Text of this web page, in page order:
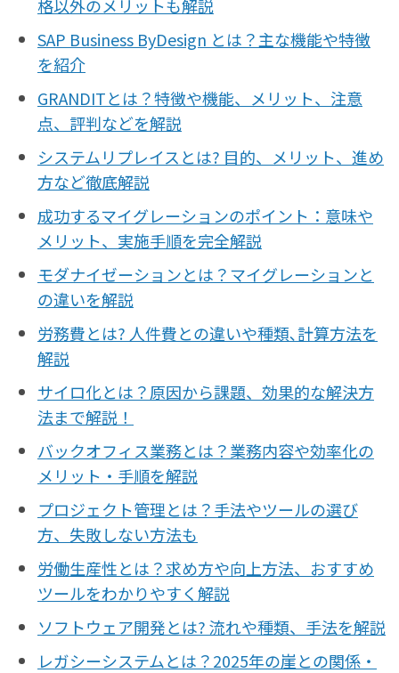
格以外のメリットも解説
SAP Business ByDesign とは？主な機能や特徴
を紹介
GRANDITとは？特徴や機能、メリット、注意
点、評判などを解説
システムリプレイスとは? 目的、メリット、進め
方など徹底解説
成功するマイグレーションのポイント：意味や
メリット、実施手順を完全解説
モダナイゼーションとは？マイグレーションと
の違いを解説
労務費とは? 人件費との違いや種類､計算方法を
解説
サイロ化とは？原因から課題、効果的な解決方
法まで解説！
バックオフィス業務とは？業務内容や効率化の
メリット・手順を解説
プロジェクト管理とは？手法やツールの選び
方、失敗しない方法も
労働生産性とは？求め方や向上方法、おすすめ
ツールをわかりやすく解説
ソフトウェア開発とは? 流れや種類、手法を解説
レガシーシステムとは？2025年の崖との関係・